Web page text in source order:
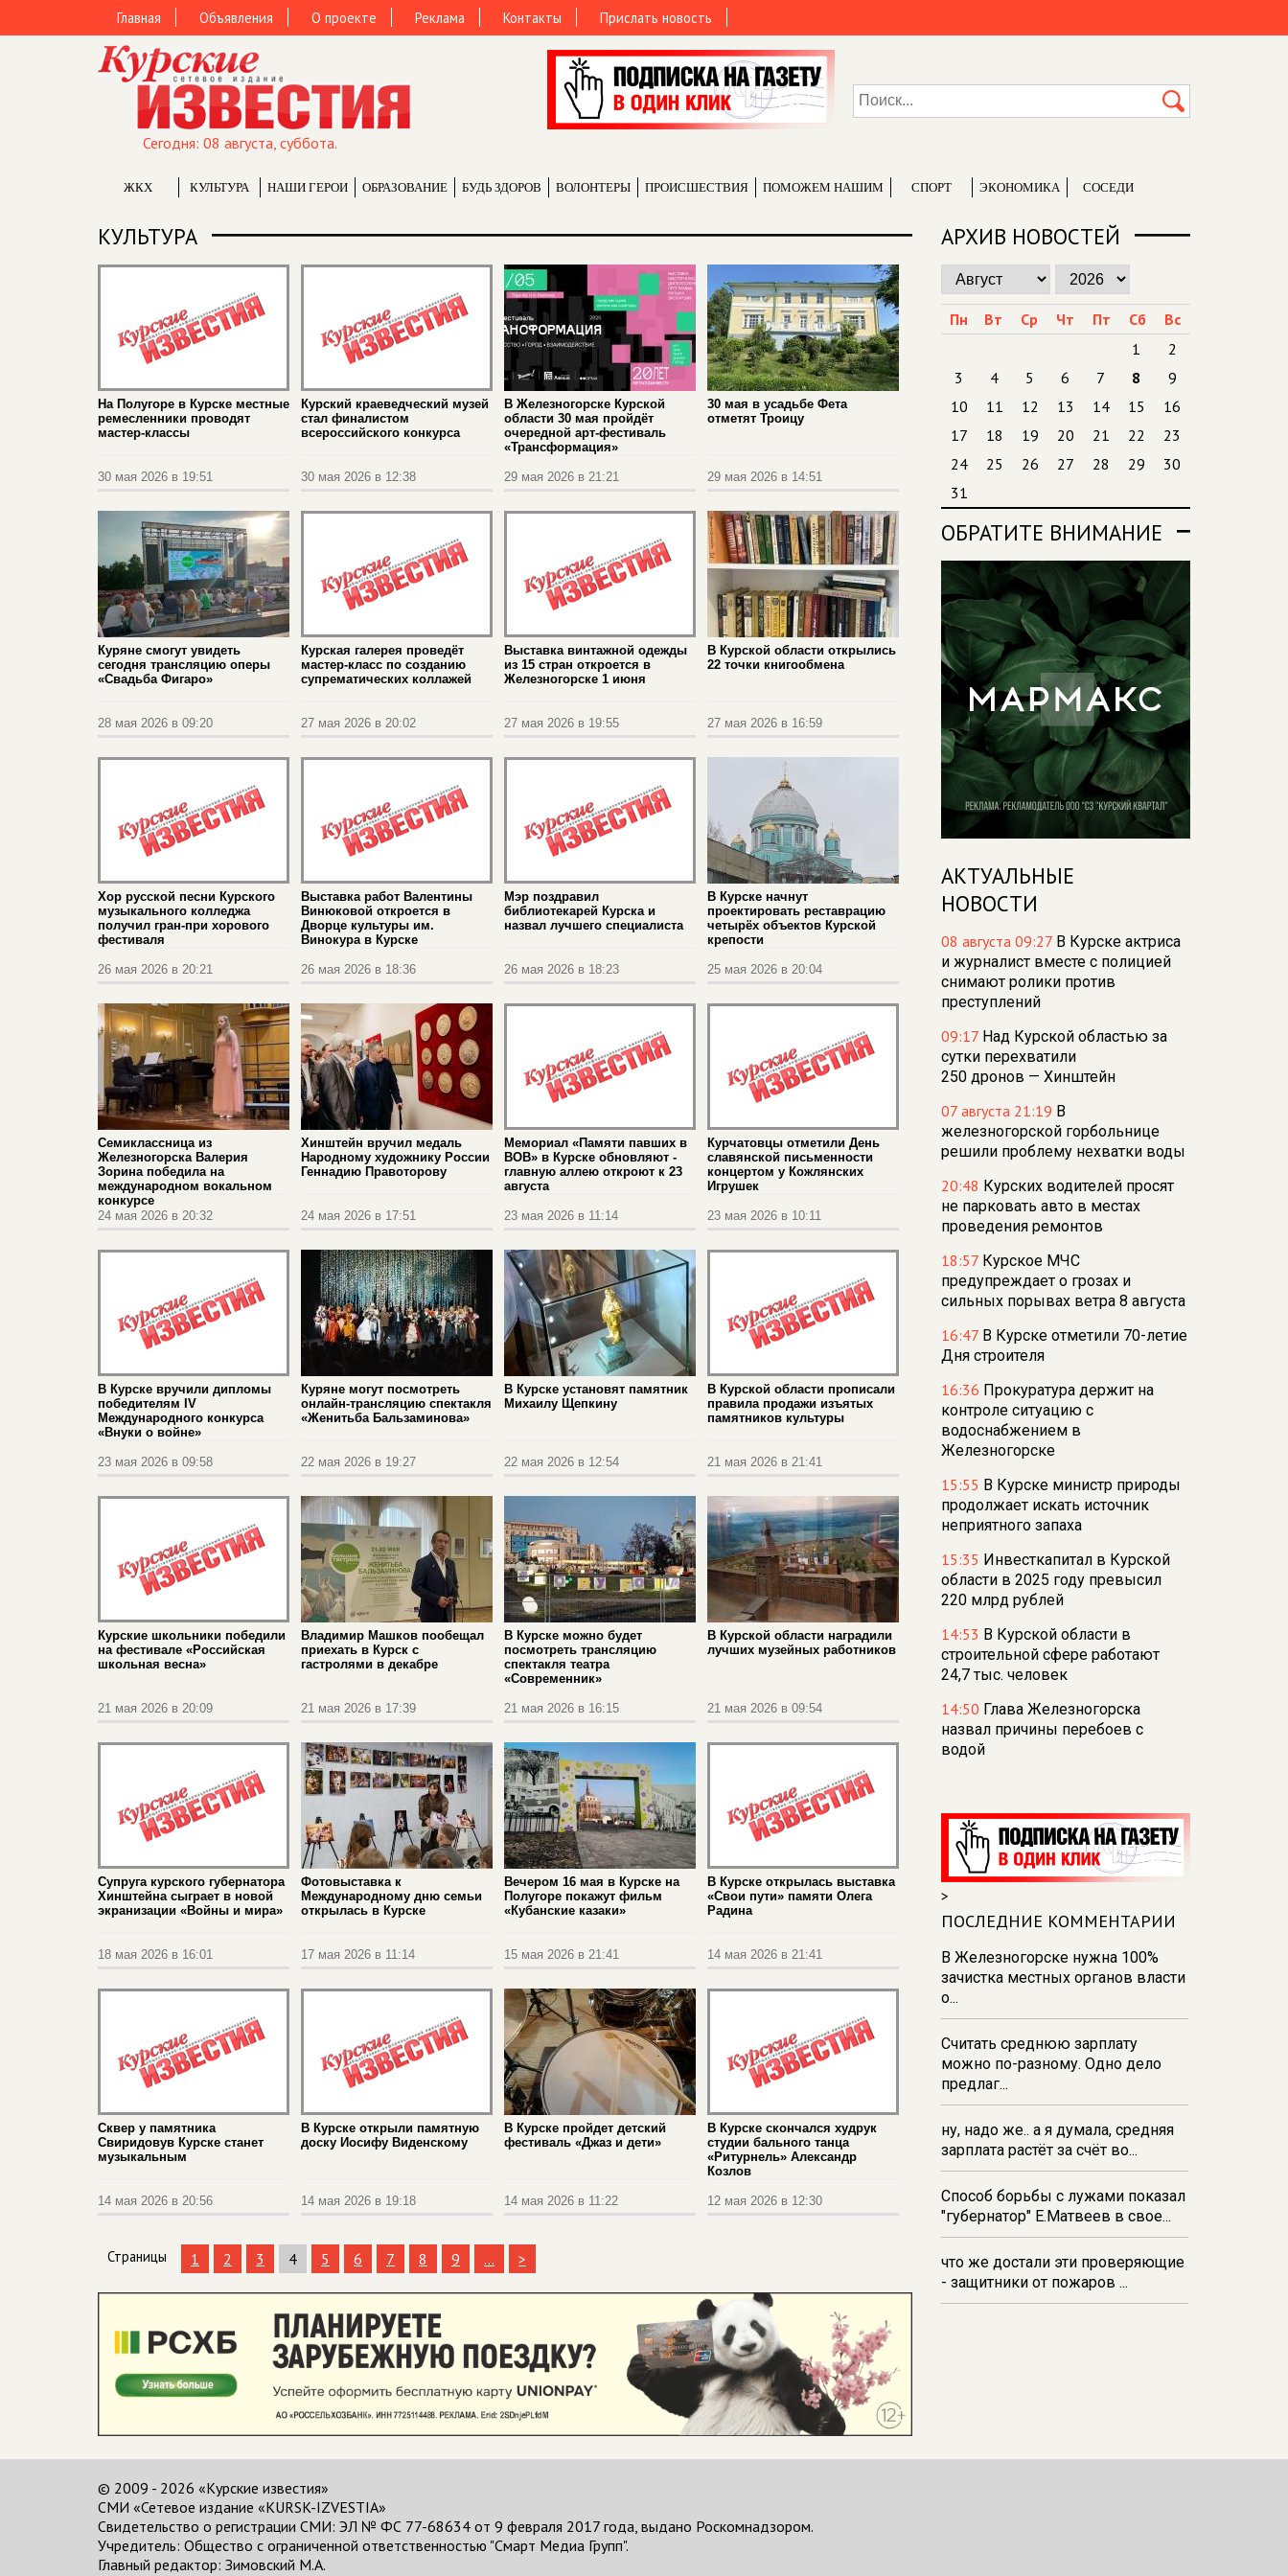
Главная Объявления О проекте Реклама Контакты Прислать новость
Сегодня: 08 августа, суббота.
ЖКХ КУЛЬТУРА НАШИ ГЕРОИ ОБРАЗОВАНИЕ БУДЬ ЗДОРОВ ВОЛОНТЕРЫ ПРОИCШЕСТВИЯ ПОМОЖЕМ НАШИМ СПОРТ ЭКОНОМИКА СОСЕДИ
КУЛЬТУРА
На Полугоре в Курске местные
ремесленники проводят
мастер‑классы
30 мая 2026 в 19:51
Курский краеведческий музей
стал финалистом
всероссийского конкурса
30 мая 2026 в 12:38
В Железногорске Курской
области 30 мая пройдёт
очередной арт-фестиваль
«Трансформация»
29 мая 2026 в 21:21
30 мая в усадьбе Фета
отметят Троицу
29 мая 2026 в 14:51
Куряне смогут увидеть
сегодня трансляцию оперы
«Свадьба Фигаро»
28 мая 2026 в 09:20
Курская галерея проведёт
мастер‑класс по созданию
супрематических коллажей
27 мая 2026 в 20:02
Выставка винтажной одежды
из 15 стран откроется в
Железногорске 1 июня
27 мая 2026 в 19:55
В Курской области открылись
22 точки книгообмена
27 мая 2026 в 16:59
Хор русской песни Курского
музыкального колледжа
получил гран‑при хорового
фестиваля
26 мая 2026 в 20:21
Выставка работ Валентины
Винюковой откроется в
Дворце культуры им.
Винокура в Курске
26 мая 2026 в 18:36
Мэр поздравил
библиотекарей Курска и
назвал лучшего специалиста
26 мая 2026 в 18:23
В Курске начнут
проектировать реставрацию
четырёх объектов Курской
крепости
25 мая 2026 в 20:04
Семиклассница из
Железногорска Валерия
Зорина победила на
международном вокальном
конкурсе
24 мая 2026 в 20:32
Хинштейн вручил медаль
Народному художнику России
Геннадию Правоторову
24 мая 2026 в 17:51
Мемориал «Памяти павших в
ВОВ» в Курске обновляют -
главную аллею откроют к 23
августа
23 мая 2026 в 11:14
Курчатовцы отметили День
славянской письменности
концертом у Кожлянских
Игрушек
23 мая 2026 в 10:11
В Курске вручили дипломы
победителям IV
Международного конкурса
«Внуки о войне»
23 мая 2026 в 09:58
Куряне могут посмотреть
онлайн-трансляцию спектакля
«Женитьба Бальзаминова»
22 мая 2026 в 19:27
В Курске установят памятник
Михаилу Щепкину
22 мая 2026 в 12:54
В Курской области прописали
правила продажи изъятых
памятников культуры
21 мая 2026 в 21:41
Курские школьники победили
на фестивале «Российская
школьная весна»
21 мая 2026 в 20:09
Владимир Машков пообещал
приехать в Курск с
гастролями в декабре
21 мая 2026 в 17:39
В Курске можно будет
посмотреть трансляцию
спектакля театра
«Современник»
21 мая 2026 в 16:15
В Курской области наградили
лучших музейных работников
21 мая 2026 в 09:54
Супруга курского губернатора
Хинштейна сыграет в новой
экранизации «Войны и мира»
18 мая 2026 в 16:01
Фотовыставка к
Международному дню семьи
открылась в Курске
17 мая 2026 в 11:14
Вечером 16 мая в Курске на
Полугоре покажут фильм
«Кубанские казаки»
15 мая 2026 в 21:41
В Курске открылась выставка
«Свои пути» памяти Олега
Радина
14 мая 2026 в 21:41
Сквер у памятника
Свиридовув Курске станет
музыкальным
14 мая 2026 в 20:56
В Курске открыли памятную
доску Иосифу Виденскому
14 мая 2026 в 19:18
В Курске пройдет детский
фестиваль «Джаз и дети»
14 мая 2026 в 11:22
В Курске скончался худрук
студии бального танца
«Ритурнель» Александр
Козлов
12 мая 2026 в 12:30
Страницы 1 2 3 4 5 6 7 8 9 ... >
АРХИВ НОВОСТЕЙ
Пн Вт Ср Чт Пт Сб
Вс
1
2
3
4 5 6 7 8
9
10
11 12 13 14 15
16
17
18 19 20 21 22
23
24
25 26 27 28 29
30
31
ОБРАТИТЕ ВНИМАНИЕ
АКТУАЛЬНЫЕ
НОВОСТИ
08 августа 09:27 В Курске актриса
и журналист вместе с полицией
снимают ролики против
преступлений
09:17 Над Курской областью за
сутки перехватили
250 дронов — Хинштейн
07 августа 21:19 В
железногорской горбольнице
решили проблему нехватки воды
20:48 Курских водителей просят
не парковать авто в местах
проведения ремонтов
18:57 Курское МЧС
предупреждает о грозах и
сильных порывах ветра 8 августа
16:47 В Курске отметили 70-летие
Дня строителя
16:36 Прокуратура держит на
контроле ситуацию с
водоснабжением в
Железногорске
15:55 В Курске министр природы
продолжает искать источник
неприятного запаха
15:35 Инвесткапитал в Курской
области в 2025 году превысил
220 млрд рублей
14:53 В Курской области в
строительной сфере работают
24,7 тыс. человек
14:50 Глава Железногорска
назвал причины перебоев с
водой
из них - дети
12:46
Данные вместо
деклараций: как государство
видит экономику в реальном
времени
12:26В Курске перекроют
движение на участке улицы
Карла Маркса
добивается возмещения для
девочки - подростка ущерба за
побои
>
ПОСЛЕДНИЕ КОММЕНТАРИИ
В Железногорске нужна 100%
зачистка местных органов власти
о...
Считать среднюю зарплату
можно по-разному. Одно дело
предлаг...
ну, надо же.. а я думала, средняя
зарплата растёт за счёт во...
Способ борьбы с лужами показал
"губернатор" Е.Матвеев в свое...
что же достали эти проверяющие
- защитники от пожаров ...
© 2009 - 2026 «Курские известия»
СМИ «Сетевое издание «KURSK-IZVESTIA»
Свидетельство о регистрации СМИ: ЭЛ № ФС 77-68634 от 9 февраля 2017 года, выдано Роскомнадзором.
Учредитель: Общество с ограниченной ответственностью "Смарт Медиа Групп".
Главный редактор: Зимовский М.А.